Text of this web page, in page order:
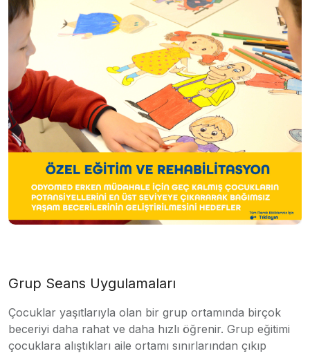
Grup Seans Uygulamaları
Çocuklar yaşıtlarıyla olan bir grup ortamında birçok
beceriyi daha rahat ve daha hızlı öğrenir. Grup eğitimi
çocuklara alıştıkları aile ortamı sınırlarından çıkıp